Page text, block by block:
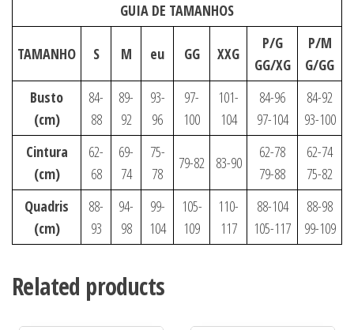
GUIA DE TAMANHOS
TAMANHO S M eu GG XXG
P/G
GG/XG
P/M
G/GG
Busto
(cm)
84-
88
89-
92
93-
96
97-
100
101-
104
84-96
97-104
84-92
93-100
Cintura
(cm)
62-
68
69-
74
75-
78
79-82 83-90
62-78
79-88
62-74
75-82
Quadris
(cm)
88-
93
94-
98
99-
104
105-
109
110-
117
88-104
105-117
88-98
99-109
Related products